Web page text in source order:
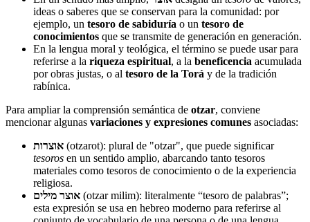
ideas o saberes que se conservan para la comunidad: por
ejemplo, un tesoro de sabiduría o un tesoro de
conocimientos que se transmite de generación en generación.
En la lengua moral y teológica, el término se puede usar para
referirse a la riqueza espiritual, a la beneficencia acumulada
por obras justas, o al tesoro de la Torá y de la tradición
rabínica.
Para ampliar la comprensión semántica de otzar, conviene
mencionar algunas variaciones y expresiones comunes asociadas:
אוצרות (otzarot): plural de "otzar", que puede significar
tesoros en un sentido amplio, abarcando tanto tesoros
materiales como tesoros de conocimiento o de la experiencia
religiosa.
אוצר מילים (otzar milim): literalmente “tesoro de palabras”;
esta expresión se usa en hebreo moderno para referirse al